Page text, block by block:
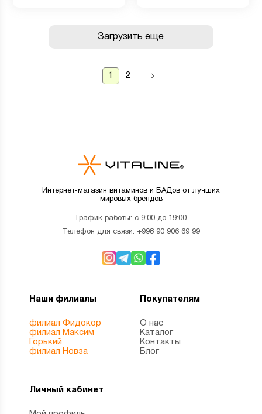
Загрузить еще
1 2
Интернет-магазин витаминов и БАДов от лучших
мировых брендов
График работы: с 9:00 до 19:00
Телефон для связи: +998 90 906 69 99
Наши филиалы
филиал Фидокор
филиал Максим
Горький
филиал Новза
Покупателям
О нас
Каталог
Контакты
Блог
Личный кабинет